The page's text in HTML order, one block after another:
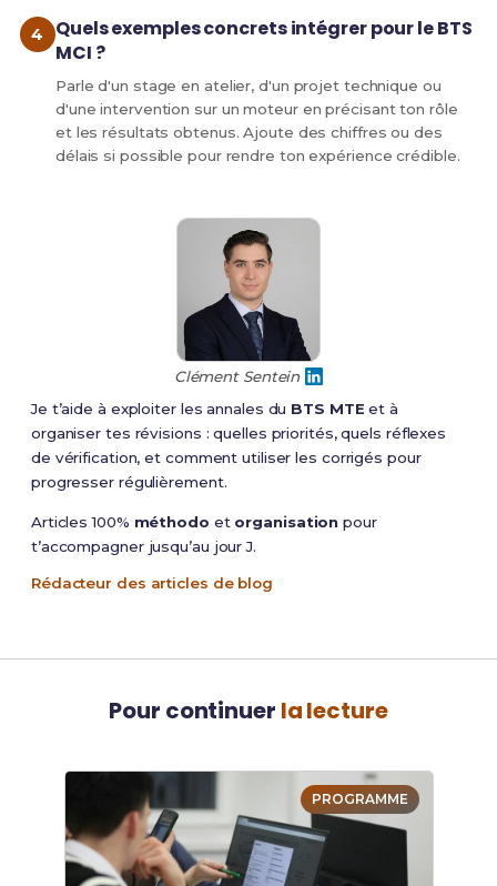
Quels exemples concrets intégrer pour le BTS
MCI ?
Parle d'un stage en atelier, d'un projet technique ou
d'une intervention sur un moteur en précisant ton rôle
et les résultats obtenus. Ajoute des chiffres ou des
délais si possible pour rendre ton expérience crédible.
Clément Sentein
Je t’aide à exploiter les annales du BTS MTE et à
organiser tes révisions : quelles priorités, quels réflexes
de vérification, et comment utiliser les corrigés pour
progresser régulièrement.
Articles 100% méthodo et organisation pour
t’accompagner jusqu’au jour J.
Rédacteur des articles de blog
Pour continuer la lecture
PROGRAMME